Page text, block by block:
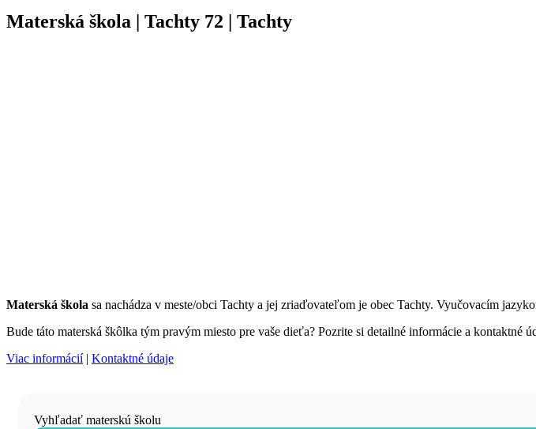
Materská škola | Tachty 72 | Tachty
Materská škola sa nachádza v meste/obci Tachty a jej zriaďovateľom je obec Tachty. Vyučovacím
Bude táto materská škôlka tým pravým miesto pre vaše dieťa? Pozrite si detailné informácie a kontaktné
Viac informácií| Kontaktné údaje
Vyhľadať materskú školu